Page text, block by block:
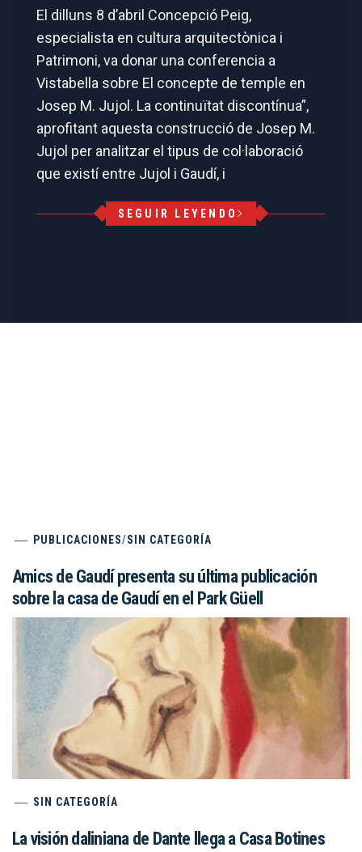
El dilluns 8 d’abril Concepció Peig,
especialista en cultura arquitectònica i
Patrimoni, va donar una conferencia a
Vistabella sobre El concepte de temple en
Josep M. Jujol. La continuïtat discontínua”,
aprofitant aquesta construcció de Josep M.
Jujol per analitzar el tipus de col·laboració
que existí entre Jujol i Gaudí, i
SEGUIR LEYENDO
PUBLICACIONES/SIN CATEGORÍA
Amics de Gaudí presenta su última publicación
sobre la casa de Gaudí en el Park Güell
SIN CATEGORÍA
La visión daliniana de Dante llega a Casa Botines